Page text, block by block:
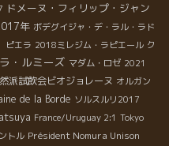
ドメーヌ・フィリップ・ジャン
年 ボデグイジャ・デ・ラル・ラド
ピエラ 2018ミレジム・ラピエール ク
ラ・ルミーズ マダム・ロゼ 2021
派試飲会ビオジョレーヌ オルガン
de la Borde ソルスルリ2017
France/Uruguay 2:1 Tokyo
トル Président Nomura Unison